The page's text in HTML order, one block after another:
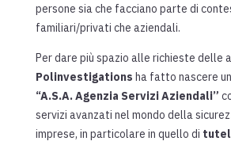
persone sia che facciano parte di
familiari/privati che aziendali.
Per dare più spazio alle richieste delle
Polinvestigations ha fatto nascere
“A.S.A. Agenzia Servizi Aziendali”
servizi avanzati nel mondo della
imprese, in particolare in quello di